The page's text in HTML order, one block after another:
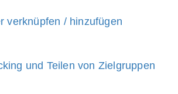
verknüpfen / hinzufügen
und Teilen von Zielgruppen